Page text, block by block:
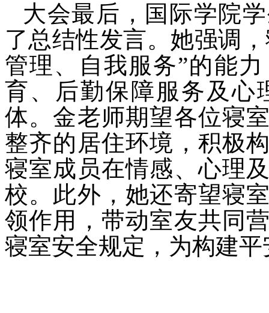
大会最后 ，国际学院
了总结性发言。她强调
管理、自我服务”的能
育、后勤保障服务及心
体。金老师期望各位寝
整齐的居住环境，积极
寝室成员在情感、心理
校。此外，她还寄望寝
领作用，带动室友共同
寝室安全规定，为构建